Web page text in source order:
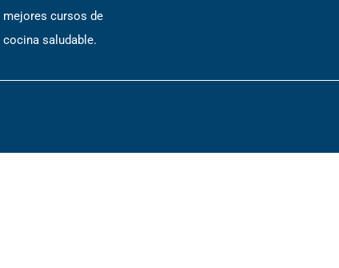
mejores cursos de
cocina saludable.